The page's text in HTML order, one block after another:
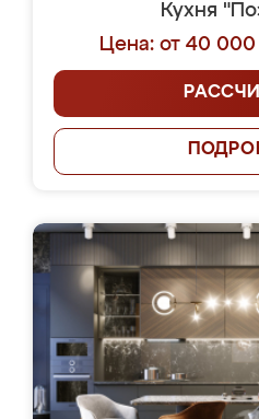
Кухня
Цена: от 40 000